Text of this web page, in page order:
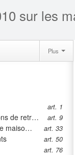
sur les
Plus
art. 1
Partie II — Office de réglementation des maisons de retraite art. 9
partie iii — permis autorisant l’exploitation d’une maison de retraite art. 33
art. 50
art. 76